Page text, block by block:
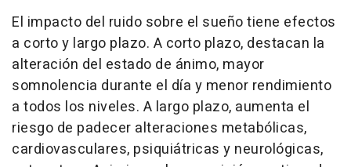
El impacto del ruido sobre el sueño tiene efectos
a corto y largo plazo. A corto plazo, destacan la
alteración del estado de ánimo, mayor
somnolencia durante el día y menor rendimiento
a todos los niveles. A largo plazo, aumenta el
riesgo de padecer alteraciones metabólicas,
cardiovasculares, psiquiátricas y neurológicas,